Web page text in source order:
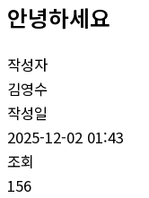
안녕하세요
작성자
김영수
작성일
2025-12-02 01:43
조회
156